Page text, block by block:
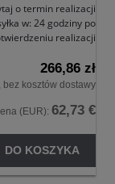
o termin realizacji
w: 24 godziny po
realizacji
266,86 zł
bez kosztów dostawy
(EUR): 62,73 €
DO KOSZYKA